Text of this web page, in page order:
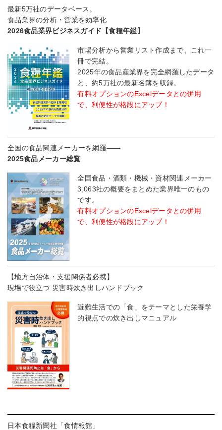
最新5万社のデータベース。
食品業界の分析・営業を効率化
2026食品業界ビジネスガイド【食糧年鑑】
市場分析から営業リスト作成まで、これ一
冊で完結。
2025年の食品産業界を完全網羅したデータ
と、約5万社の最新名簿を収録。
有料オプションのExcelデータとの併用
で、利便性が格段にアップ！
全国の食品関連メーカーを網羅――
2025食品メーカー総覧
全国食品・酒類・機械・資材関連メーカー
3,063社の概要をまとめた業界唯一のもの
です。
有料オプションのExcelデータとの併用
で、利便性が格段にアップ！
【地方自治体・支援関係者必携】
現場で役立つ 災害時炊き出しハンドブック
避難生活での「食」をテーマとした栄養学
的視点での炊き出しマニュアル
日本食糧新聞社「食情報館」